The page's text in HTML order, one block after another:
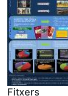
Fitxers